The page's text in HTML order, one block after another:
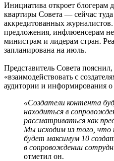
Инициатива откроет блогерам
квартиры Совета — сейчас
аккредитованных
предложения, инфлюенсерам не
министрам и лидерам стран.
запланирована на июль.
Представитель Совета
«взаимодействовать с
аудитории и информирования о
«Создатели контента
находиться в
рассматриваться как
Мы исходим из того,
будет максимум 10
в сопровождении
отметил он.